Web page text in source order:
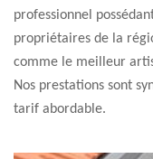
professionnel
propriétaires de la
comme le meilleur
Nos prestations sont
tarif abordable.